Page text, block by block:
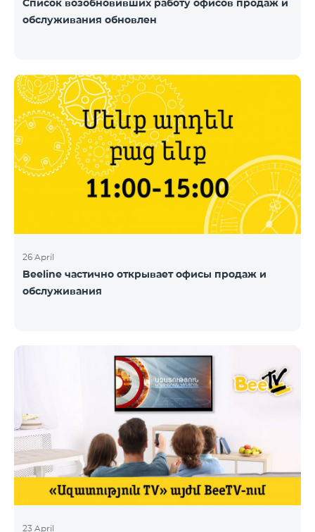
Список возобновивших работу офисов продаж и
обслуживания обновлен
26 April
Beeline частично открывает офисы продаж и
обслуживания
23 April